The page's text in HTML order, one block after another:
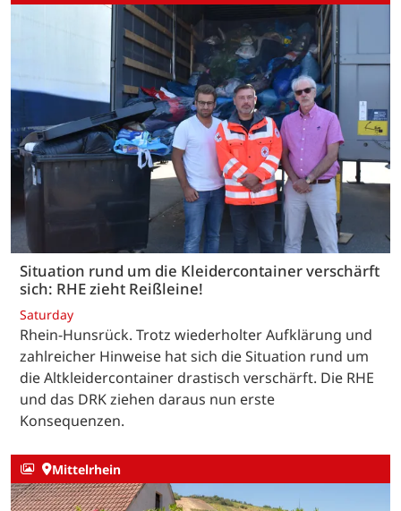
Situation rund um die Kleidercontainer verschärft
sich: RHE zieht Reißleine!
Saturday
Rhein-Hunsrück. Trotz wiederholter Aufklärung und
zahlreicher Hinweise hat sich die Situation rund um
die Altkleidercontainer drastisch verschärft. Die RHE
und das DRK ziehen daraus nun erste
Konsequenzen.
Mittelrhein